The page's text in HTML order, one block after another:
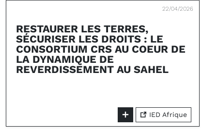
22/04/2026
RESTAURER LES TERRES,
SÉCURISER LES DROITS : LE
CONSORTIUM CRS AU COEUR DE
LA DYNAMIQUE DE
REVERDISSEMENT AU SAHEL
IED Afrique